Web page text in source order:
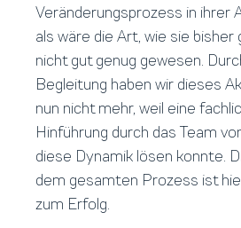
Veränderungsprozess in ihrer
als wäre die Art, wie sie
nicht gut genug gewesen.
Begleitung haben wir dieses
nun nicht mehr, weil eine
Hinführung durch das Team
diese Dynamik lösen konnte.
dem gesamten Prozess ist
zum Erfolg.